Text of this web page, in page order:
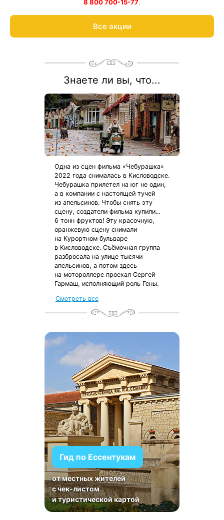
8 800 700-15-77.
Все акции
Знаете ли вы, что...
Одна из сцен фильма «Чебурашка»
2022 года снималась в Кисловодске.
Чебурашка прилетел на юг не один,
а в компании с настоящей тучей
из апельсинов. Чтобы снять эту
сцену, создатели фильма купили...
6 тонн фруктов! Эту красочную,
оранжевую сцену снимали
на Курортном бульваре
в Кисловодске. Съёмочная группа
разбросала на улице тысячи
апельсинов, а потом здесь
на мотороллере проехал Сергей
Гармаш, исполняющий роль Гены.
Смотреть все
Гид по Ессентукам
от местных жителей
с чек-листом
и туристической картой